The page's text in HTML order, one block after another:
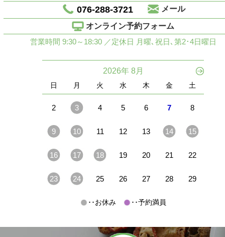
076-288-3721
メール
オンライン予約フォーム
営業時間 9:30～18:30 ／定休日 月曜､祝日､第2･4日曜日
2026年 8月
日 月 火 水 木 金 土
2 3 4 5 6 7 8
9 10 11 12 13 14 15
16 17 18 19 20 21 22
23 24 25 26 27 28 29
･･お休み ･･予約満員